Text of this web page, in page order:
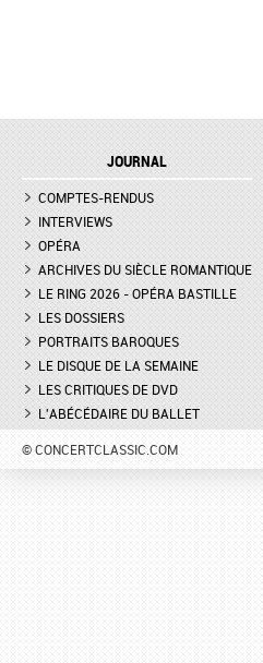
JOURNAL
COMPTES-RENDUS
INTERVIEWS
OPÉRA
ARCHIVES DU SIÈCLE ROMANTIQUE
LE RING 2026 - OPÉRA BASTILLE
LES DOSSIERS
PORTRAITS BAROQUES
LE DISQUE DE LA SEMAINE
LES CRITIQUES DE DVD
L'ABÉCÉDAIRE DU BALLET
© CONCERTCLASSIC.COM